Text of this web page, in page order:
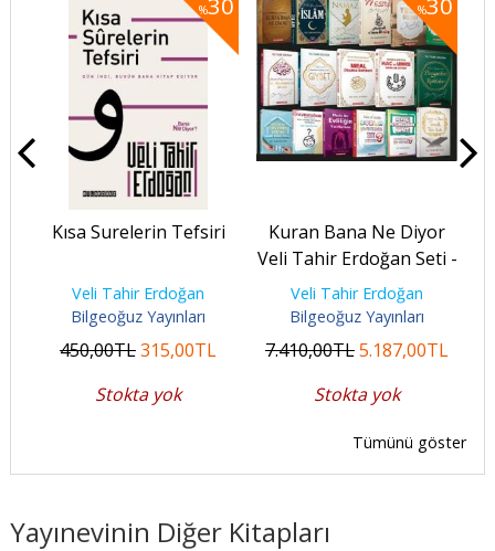
%
Kısa Surelerin Tefsiri
Veli Tahir Erdoğan
Bilgeoğuz Yayınları
450,00TL315,00TL
Stokta yok
%
Kuran Bana Ne Diyor
Veli Tahir Erdoğan Seti -
17 Kitap
Veli Tahir Erdoğan
Bilgeoğuz Yayınları
7.410,00TL5.187,00TL
Stokta yok
Tümünü göster
Yayınevinin Diğer Kitapları